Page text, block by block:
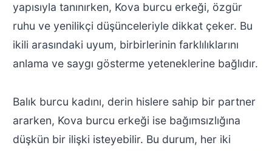
yapısıyla tanınırken, Kova burcu erkeği, özgür
ruhu ve yenilikçi düşünceleriyle dikkat çeker. Bu
ikili arasındaki uyum, birbirlerinin farklılıklarını
anlama ve saygı gösterme yeteneklerine bağlıdır.
Balık burcu kadını, derin hislere sahip bir partner
ararken, Kova burcu erkeği ise bağımsızlığına
düşkün bir ilişki isteyebilir. Bu durum, her iki